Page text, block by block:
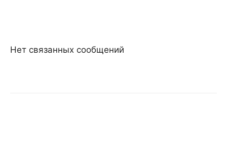
Нет связанных сообщений